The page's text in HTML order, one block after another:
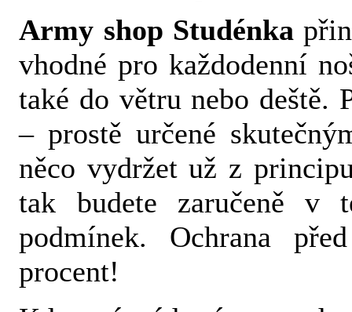
Army shop Studénka
vhodné pro každodenní
také do větru nebo deště.
– prostě určené
něco vydržet už z
tak budete zaručeně v
podmínek. Ochrana
procent!